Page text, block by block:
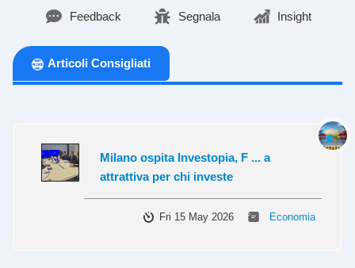
Feedback Segnala Insight
Articoli Consigliati
Milano ospita Investopia, F ... a
attrattiva per chi investe
Fri 15 May 2026 Economia